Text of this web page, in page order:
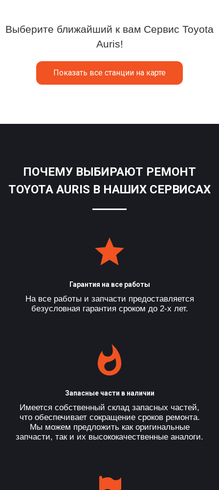
Выберите ближайший к вам Сервис Toyota
Auris!
Показать все станции на карте
ПОЧЕМУ ВЫБИРАЮТ РЕМОНТ
TOYOTA AURIS В НАШИХ СЕРВИСАХ
Гарантия на все работы
На все работы и запчасти предоставляется
безусловная гарантия сроком до 2-х лет.
Запасные части в наличии
Имеется собственный склад запасных частей,
что обеспечивает сокращение сроков ремонта.
Мы можем предложить как оригинальные
запчасти, так и их высококачественные аналоги.